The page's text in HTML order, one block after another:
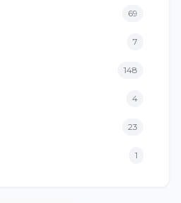
69
7
148
4
23
1